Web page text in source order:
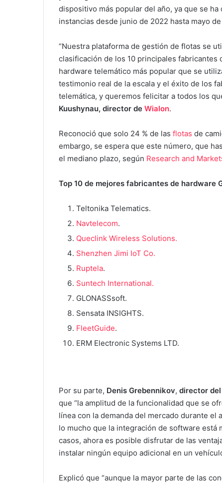
dispositivo más popular del año, ya que se
instancias desde junio de 2022 hasta mayo
“Nuestra plataforma de gestión de flotas se
clasificación de los 10 principales
hardware telemático más popular que se
testimonio real de la escala y el éxito de los
telemática, y queremos felicitar a todos los
Kuushynau, director de Wialon.
Reconoció que solo 24 % de las flotas de
embargo, se espera que este número, que
el mediano plazo, según Research and
Top 10 de mejores fabricantes de hardware
Teltonika Telematics.
Navtelecom.
Queclink Wireless Solutions.
Shenzhen Jimi IoT Co.
Ruptela.
Suntech International.
GLONASSsoft.
Sensata INSIGHTS.
FleetGuide.
ERM Electronic Systems LTD.
Por su parte, Denis Grebennikov, director del
que “la amplitud de la funcionalidad que se
línea con la demanda del mercado durante el
lo mucho que la integración de software está
casos, ahora es posible disfrutar de las
instalar ningún equipo adicional en un
Explicó que “aunque la mayor parte de las